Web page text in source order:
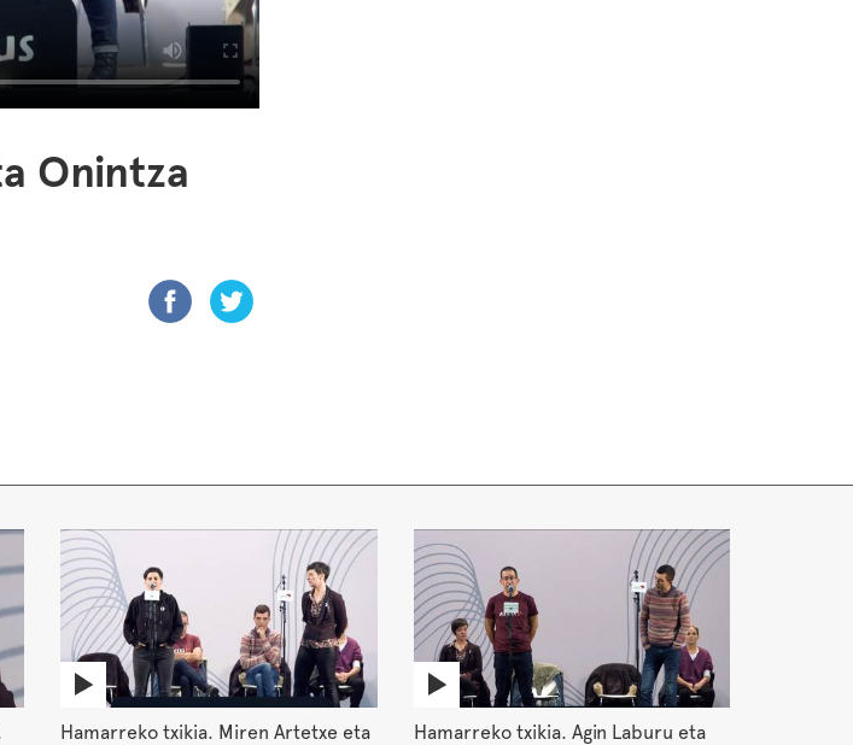
Onintza
Hamarreko txikia. Miren Artetxe eta
Hamarreko txikia. Agin Laburu eta